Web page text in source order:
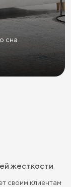
матрасы
сна
жесткости
своим клиентам